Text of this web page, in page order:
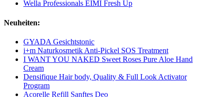
Wella Professionals EIMI Fresh Up
Neuheiten:
GYADA Gesichtstonic
i+m Naturkosmetik Anti-Pickel SOS Treatment
I WANT YOU NAKED Sweet Roses Pure Aloe Hand
Cream
Densifique Hair body, Quality & Full Look Activator
Program
Acorelle Refill Sanftes Deo